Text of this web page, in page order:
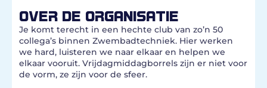
OVER DE ORGANISATIE
Je komt terecht in een hechte club van zo’n 50
collega’s binnen Zwembadtechniek. Hier werken
we hard, luisteren we naar elkaar en helpen we
elkaar vooruit. Vrijdagmiddagborrels zijn er niet voor
de vorm, ze zijn voor de sfeer.